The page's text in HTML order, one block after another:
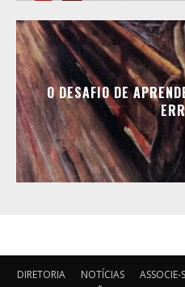
O DESAFIO DE
DIRETORIA NOTÍCIAS ASSOCIE-